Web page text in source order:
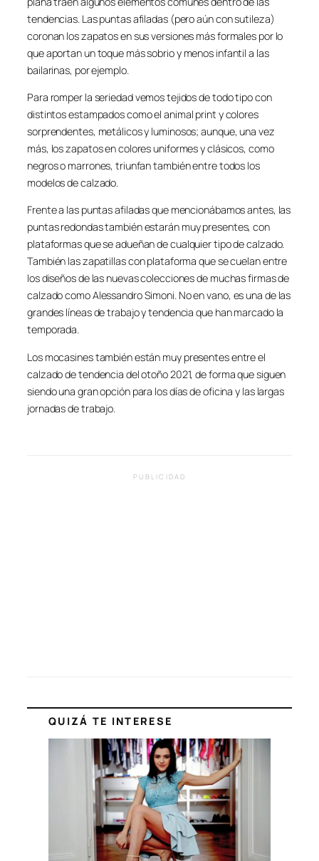
tendencias. Las puntas afiladas (pero aún con sutileza)
coronan los zapatos en sus versiones más formales por lo
que aportan un toque más sobrio y menos infantil a las
bailarinas, por ejemplo.
Para romper la seriedad vemos tejidos de todo tipo con
distintos estampados como el animal print y colores
sorprendentes, metálicos y luminosos; aunque, una vez
más, los zapatos en colores uniformes y clásicos, como
negros o marrones, triunfan también entre todos los
modelos de calzado.
Frente a las puntas afiladas que mencionábamos antes, las
puntas redondas también estarán muy presentes, con
plataformas que se adueñan de cualquier tipo de calzado.
También las zapatillas con plataforma que se cuelan entre
los diseños de las nuevas colecciones de muchas firmas de
calzado como Alessandro Simoni. No en vano, es una de las
grandes líneas de trabajo y tendencia que han marcado la
temporada.
Los mocasines también están muy presentes entre el
calzado de tendencia del otoño 2021, de forma que siguen
siendo una gran opción para los días de oficina y las largas
jornadas de trabajo.
PUBLICIDAD
QUIZÁ TE INTERESE